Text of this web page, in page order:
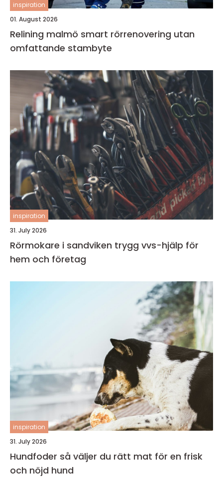
inspiration
01. August 2026
Relining malmö smart rörrenovering utan
omfattande stambyte
inspiration
31. July 2026
Rörmokare i sandviken trygg vvs-hjälp för
hem och företag
inspiration
31. July 2026
Hundfoder så väljer du rätt mat för en frisk
och nöjd hund